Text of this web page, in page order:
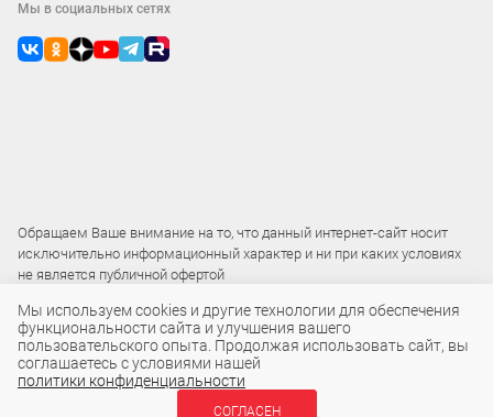
Мы в социальных сетях
Обращаем Ваше внимание на то, что данный интернет-сайт носит
исключительно информационный характер и ни при каких условиях
не является публичной офертой
2015 – 2026 © ООО «Локос»
Мы используем cookies и другие технологии для обеспечения
функциональности сайта и улучшения вашего
пользовательского опыта. Продолжая использовать сайт, вы
соглашаетесь с условиями нашей
политики конфиденциальности
СОГЛАСЕН